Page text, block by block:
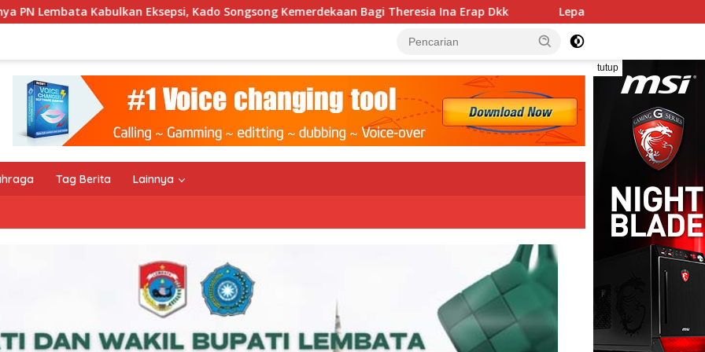
Kado Songsong Kemerdekaan Bagi Theresia Ina Erap Dkk Lepas Persebata U-17 ke Soeratin Cup, Wakil Bupati
tutup
Tag Berita Lainnya